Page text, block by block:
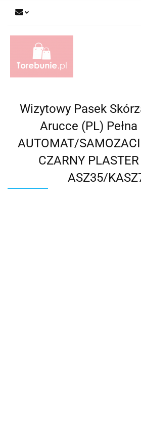
Wizytowy Pasek
Arucce (PL)
AUTOMAT/
CZARNY
ASZ35/